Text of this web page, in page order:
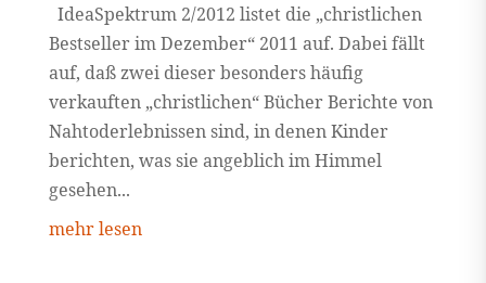
IdeaSpektrum 2/2012 listet die „christlichen
Bestseller im Dezember“ 2011 auf. Dabei fällt
auf, daß zwei dieser besonders häufig
verkauften „christlichen“ Bücher Berichte von
Nahtoderlebnissen sind, in denen Kinder
berichten, was sie angeblich im Himmel
gesehen...
mehr lesen